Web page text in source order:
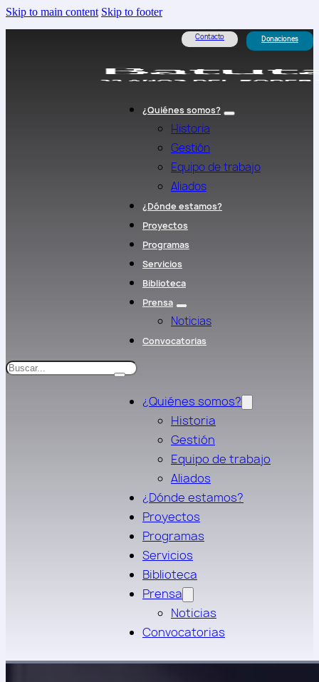
Skip to main content Skip to footer
Contacto Donaciones
Search
¿Quiénes somos?
Historia
Gestión
Equipo de trabajo
Aliados
¿Dónde estamos?
Proyectos
Programas
Servicios
Biblioteca
Prensa
Noticias
Convocatorias
¿Quiénes somos?
Historia
Gestión
Equipo de trabajo
Aliados
¿Dónde estamos?
Proyectos
Programas
Servicios
Biblioteca
Prensa
Noticias
Convocatorias